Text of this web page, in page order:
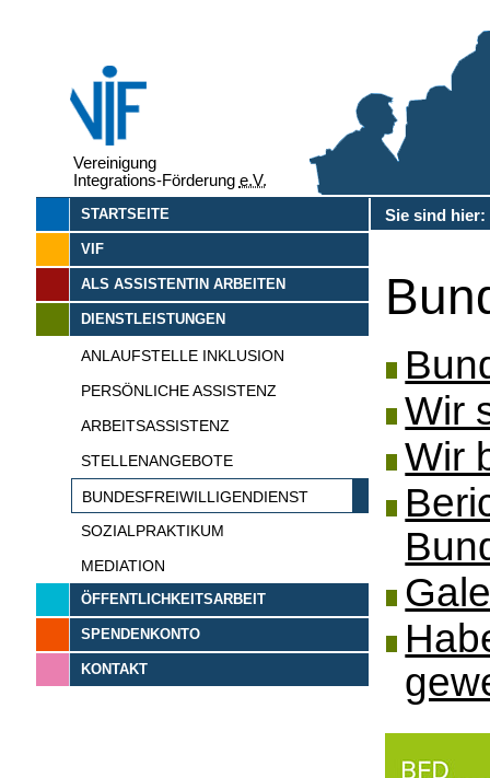
Vereinigung
Integrations-Förderung e.V.
STARTSEITE
VIF
ALS ASSISTENTIN ARBEITEN
DIENSTLEISTUNGEN
ANLAUFSTELLE INKLUSION
PERSÖNLICHE ASSISTENZ
ARBEITSASSISTENZ
STELLENANGEBOTE
BUNDESFREIWILLIGENDIENST
SOZIALPRAKTIKUM
MEDIATION
ÖFFENTLICHKEITSARBEIT
SPENDENKONTO
KONTAKT
Sie sind hier:
Wir
Wir